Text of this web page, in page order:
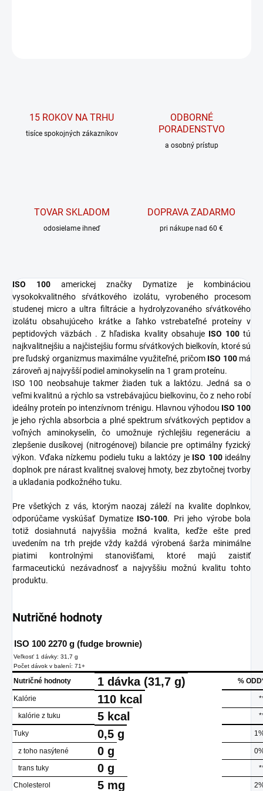
15 ROKOV NA TRHU
tisíce spokojných zákazníkov
ODBORNÉ
PORADENSTVO
a osobný prístup
TOVAR SKLADOM
odosielame ihneď
DOPRAVA ZADARMO
pri nákupe nad 60 €
ISO 100 americkej značky Dymatize je kombináciou
vysokokvalitného sŕvátkového izolátu, vyrobeného procesom
studenej micro a ultra filtrácie a hydrolyzovaného sŕvátkového
izolátu obsahujúceho krátke a ľahko vstrebateľné proteíny v
peptidových väzbách . Z hľadiska kvality obsahuje ISO 100tú
najkvalitnejšiu a najčistejšiu formu sŕvátkových bielkovín, ktoré sú
pre ľudský organizmus maximálne využiteľné, pričomISO 100má
zároveň aj najvyšší podiel aminokyselín na 1 gram proteínu.
ISO 100 neobsahuje takmer žiaden tuk a laktózu. Jedná sa o
veľmi kvalitnú a rýchlo sa vstrebávajúcu bielkovinu, čo z neho robí
ideálny proteín po intenzívnom trénigu. Hlavnou výhodou ISO 100
je jeho rýchla absorbcia a plné spektrum sŕvátkových peptidov a
voľných aminokyselín, čo umožnuje rýchlejšiu regeneráciu a
zlepšenie dusíkovej (nitrogénovej) bilancie pre optimálny fyzický
výkon. Vďaka nízkemu podielu tuku a laktózy je ISO 100ideálny
doplnok pre nárast kvalitnej svalovej hmoty, bez zbytočnej tvorby
a ukladania podkožného tuku.
Pre všetkých z vás, ktorým naozaj záleží na kvalite doplnkov,
odporúčame vyskúšať Dymatize ISO-100. Pri jeho výrobe bola
totiž dosiahnutá najvyššia možná kvalita, keďže ešte pred
uvedením na trh prejde vždy každá výrobená šarža minimálne
piatimi kontrolnými stanovišťami, ktoré majú zaistiť
farmaceutickú nezávadnosť a najvyššiu možnú kvalitu tohto
produktu.
Nutričné hodnoty
ISO 100 2270 g (fudge brownie)
Veľkosť 1 dávky: 31,7 g
Počet dávok v balení: 71+
Nutričné hodnoty 1 dávka (31,7 g) %
Kalórie 110 kcal
kalórie z tuku 5 kcal
Tuky 0,5 g
z toho nasýtené 0 g
trans tuky 0 g
Cholesterol 5 mg